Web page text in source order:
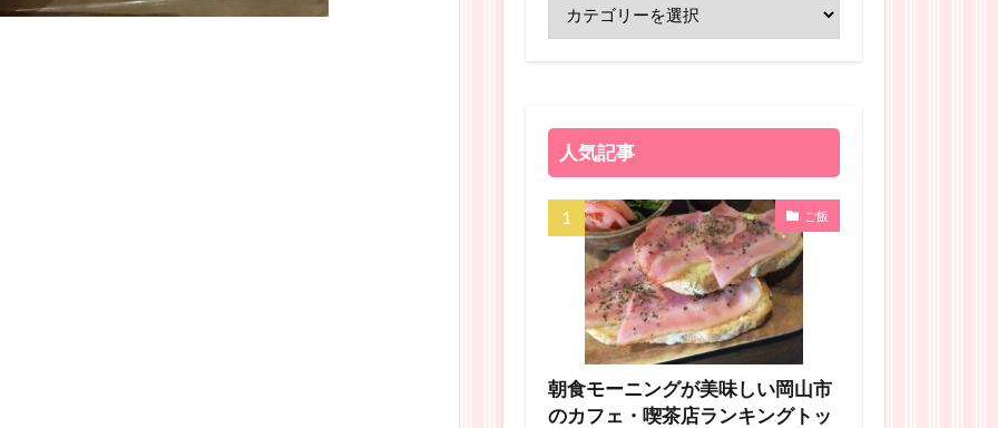
人気記事
ご飯
朝食モーニングが美味しい岡山市
のカフェ・喫茶店ランキングトッ